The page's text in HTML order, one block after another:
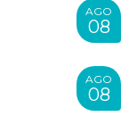
AGO
08
AGO
08